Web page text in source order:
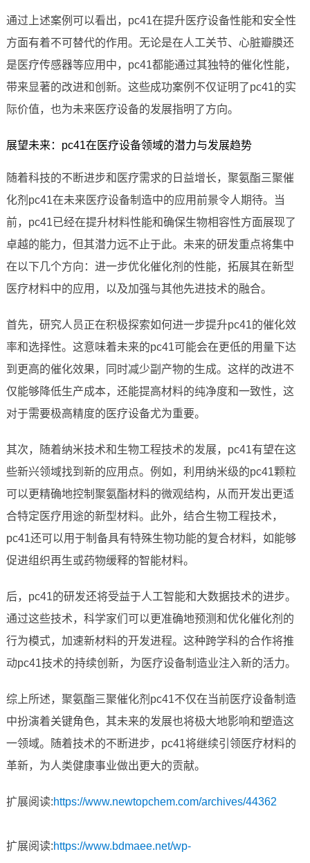
通过上述案例可以看出，pc41在提升医疗设备性能和安全性
方面有着不可替代的作用。无论是在人工关节、心脏瓣膜还
是医疗传感器等应用中，pc41都能通过其独特的催化性能，
带来显著的改进和创新。这些成功案例不仅证明了pc41的实
际价值，也为未来医疗设备的发展指明了方向。
展望未来：pc41在医疗设备领域的潜力与发展趋势
随着科技的不断进步和医疗需求的日益增长，聚氨酯三聚催
化剂pc41在未来医疗设备制造中的应用前景令人期待。当
前，pc41已经在提升材料性能和确保生物相容性方面展现了
卓越的能力，但其潜力远不止于此。未来的研发重点将集中
在以下几个方向：进一步优化催化剂的性能，拓展其在新型
医疗材料中的应用，以及加强与其他先进技术的融合。
首先，研究人员正在积极探索如何进一步提升pc41的催化效
率和选择性。这意味着未来的pc41可能会在更低的用量下达
到更高的催化效果，同时减少副产物的生成。这样的改进不
仅能够降低生产成本，还能提高材料的纯净度和一致性，这
对于需要极高精度的医疗设备尤为重要。
其次，随着纳米技术和生物工程技术的发展，pc41有望在这
些新兴领域找到新的应用点。例如，利用纳米级的pc41颗粒
可以更精确地控制聚氨酯材料的微观结构，从而开发出更适
合特定医疗用途的新型材料。此外，结合生物工程技术，
pc41还可以用于制备具有特殊生物功能的复合材料，如能够
促进组织再生或药物缓释的智能材料。
后，pc41的研发还将受益于人工智能和大数据技术的进步。
通过这些技术，科学家们可以更准确地预测和优化催化剂的
行为模式，加速新材料的开发进程。这种跨学科的合作将推
动pc41技术的持续创新，为医疗设备制造业注入新的活力。
综上所述，聚氨酯三聚催化剂pc41不仅在当前医疗设备制造
中扮演着关键角色，其未来的发展也将极大地影响和塑造这
一领域。随着技术的不断进步，pc41将继续引领医疗材料的
革新，为人类健康事业做出更大的贡献。
扩展阅读:https://www.newtopchem.com/archives/44362
扩展阅读:https://www.bdmaee.net/wp-